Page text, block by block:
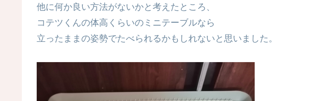
他に何か良い方法がないかと考えたところ、
コテツくんの体高くらいのミニテーブルなら
立ったままの姿勢でたべられるかもしれないと思いました。